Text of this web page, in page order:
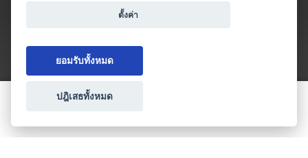
ประเภทธุรกิจไมซ์
ตั้งค่า
ยอมรับทั้งหมด
ปฎิเสธทั้งหมด